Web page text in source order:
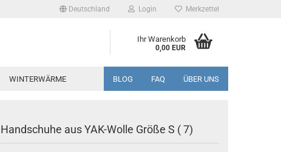
Deutschland Login Merkzettel
Ihr Warenkorb
0,00 EUR
WINTERWÄRME BLOG FAQ ÜBER UNS
Handschuhe aus YAK-Wolle Größe S ( 7)